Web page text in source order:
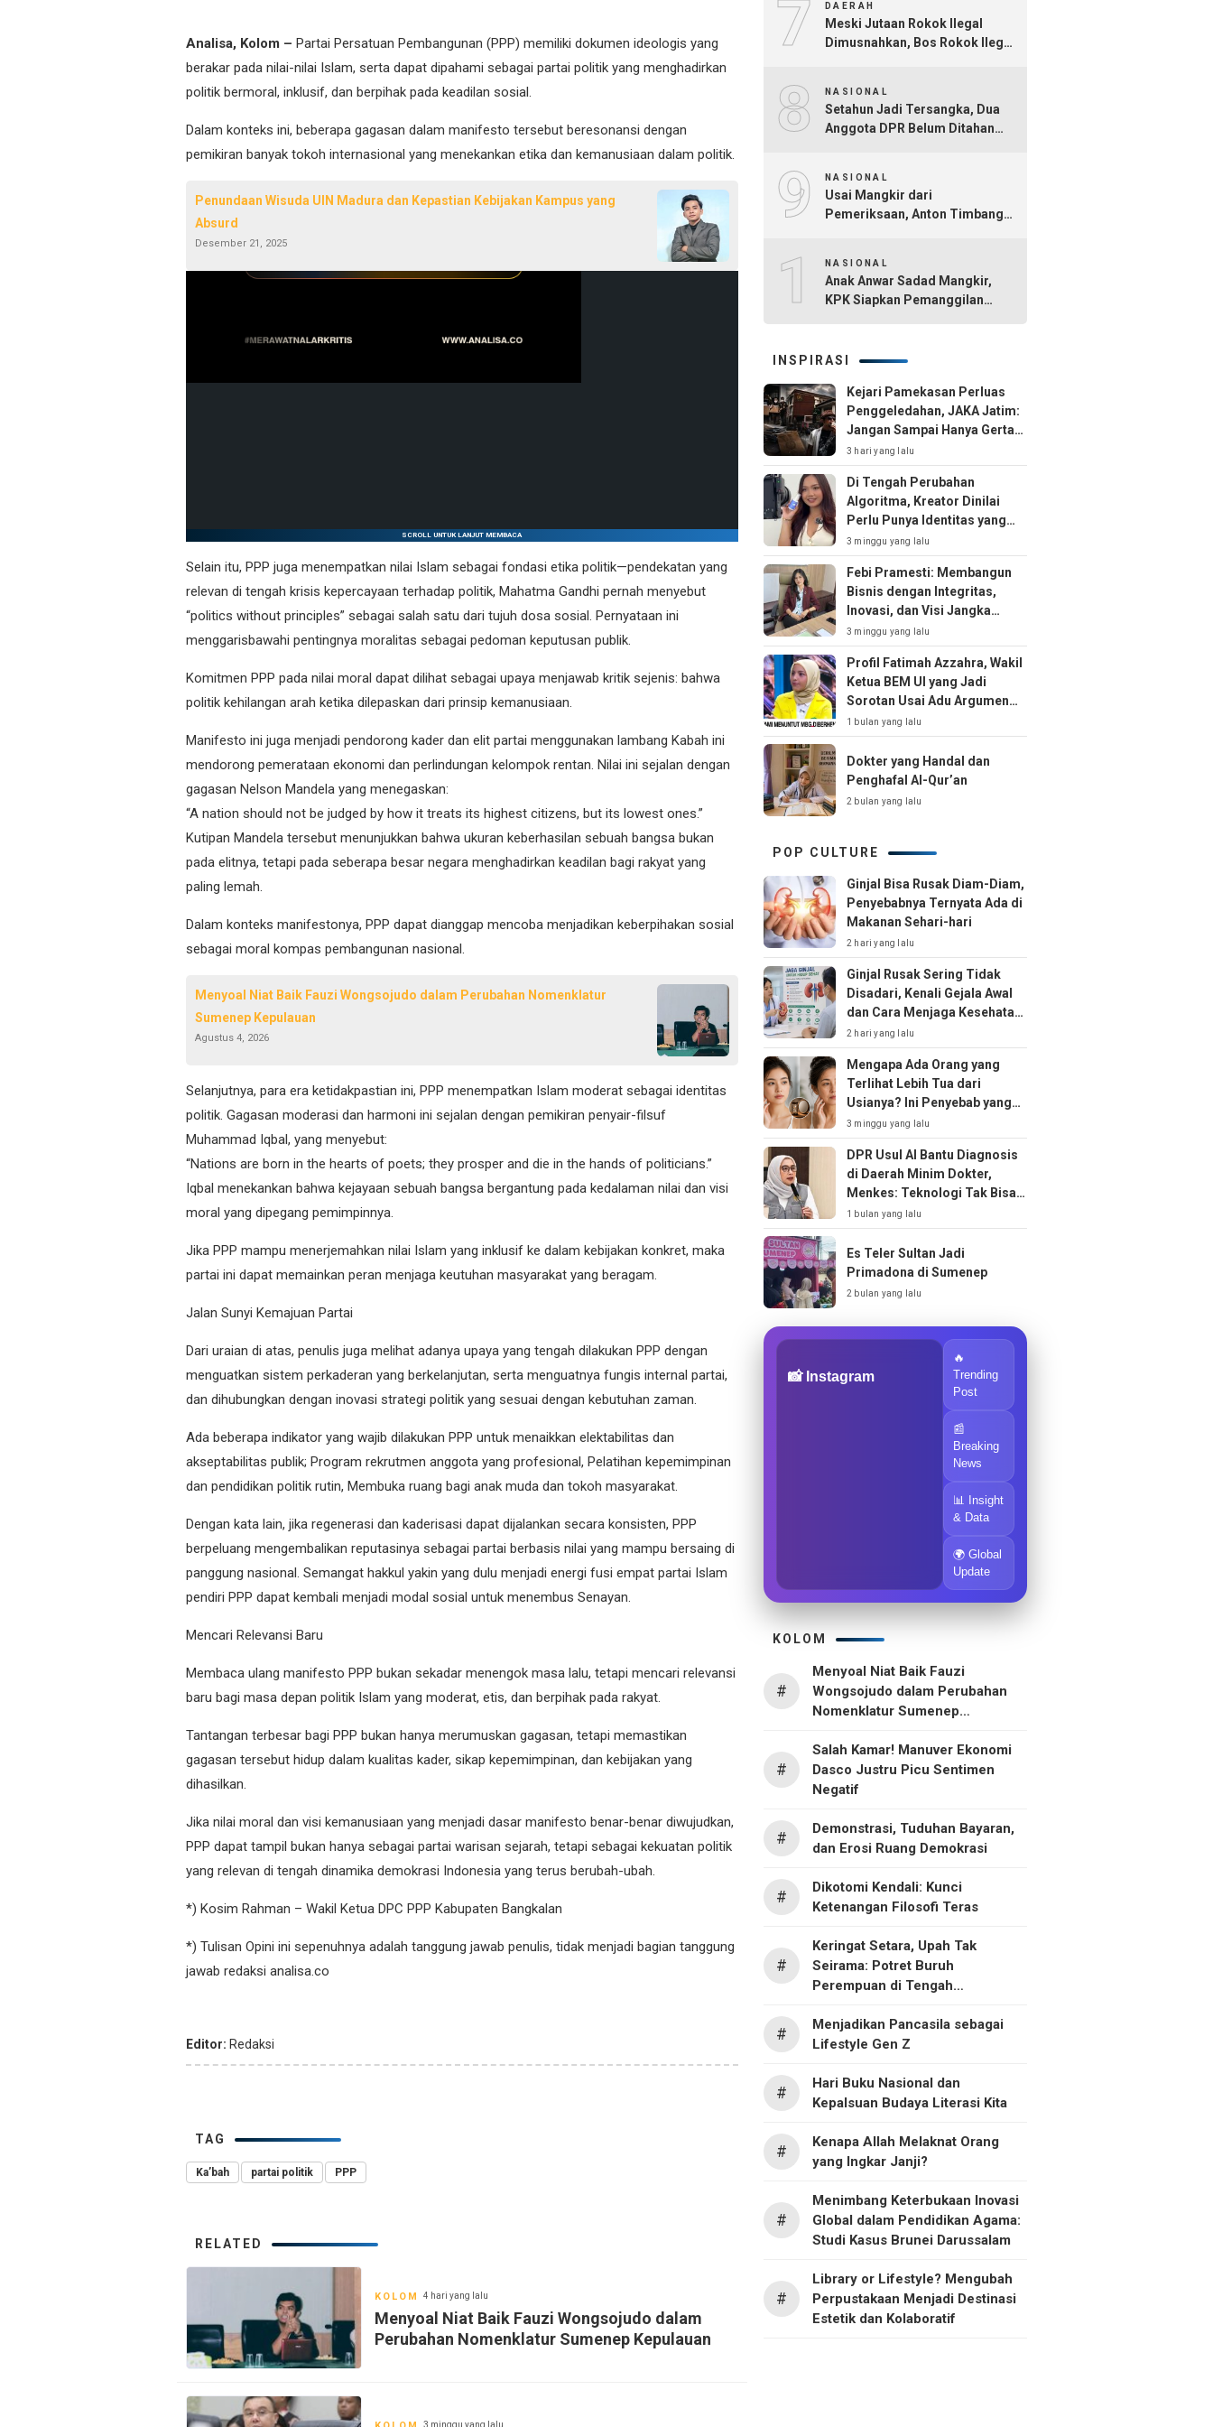
Analisa, Kolom – Partai Persatuan Pembangunan (PPP) memiliki dokumen ideologis yang
berakar pada nilai-nilai Islam, serta dapat dipahami sebagai partai politik yang menghadirkan
politik bermoral, inklusif, dan berpihak pada keadilan sosial.
Dalam konteks ini, beberapa gagasan dalam manifesto tersebut beresonansi dengan
pemikiran banyak tokoh internasional yang menekankan etika dan kemanusiaan dalam politik.
Penundaan Wisuda UIN Madura dan Kepastian Kebijakan Kampus yang
Absurd
Desember 21, 2025
SCROLL UNTUK LANJUT MEMBACA
Selain itu, PPP juga menempatkan nilai Islam sebagai fondasi etika politik—pendekatan yang
relevan di tengah krisis kepercayaan terhadap politik, Mahatma Gandhi pernah menyebut
“politics without principles” sebagai salah satu dari tujuh dosa sosial. Pernyataan ini
menggarisbawahi pentingnya moralitas sebagai pedoman keputusan publik.
Komitmen PPP pada nilai moral dapat dilihat sebagai upaya menjawab kritik sejenis: bahwa
politik kehilangan arah ketika dilepaskan dari prinsip kemanusiaan.
Manifesto ini juga menjadi pendorong kader dan elit partai menggunakan lambang Kabah ini
mendorong pemerataan ekonomi dan perlindungan kelompok rentan. Nilai ini sejalan dengan
gagasan Nelson Mandela yang menegaskan:
“A nation should not be judged by how it treats its highest citizens, but its lowest ones.”
Kutipan Mandela tersebut menunjukkan bahwa ukuran keberhasilan sebuah bangsa bukan
pada elitnya, tetapi pada seberapa besar negara menghadirkan keadilan bagi rakyat yang
paling lemah.
Dalam konteks manifestonya, PPP dapat dianggap mencoba menjadikan keberpihakan sosial
sebagai moral kompas pembangunan nasional.
Menyoal Niat Baik Fauzi Wongsojudo dalam Perubahan Nomenklatur
Sumenep Kepulauan
Agustus 4, 2026
Selanjutnya, para era ketidakpastian ini, PPP menempatkan Islam moderat sebagai identitas
politik. Gagasan moderasi dan harmoni ini sejalan dengan pemikiran penyair-filsuf
Muhammad Iqbal, yang menyebut:
“Nations are born in the hearts of poets; they prosper and die in the hands of politicians.”
Iqbal menekankan bahwa kejayaan sebuah bangsa bergantung pada kedalaman nilai dan visi
moral yang dipegang pemimpinnya.
Jika PPP mampu menerjemahkan nilai Islam yang inklusif ke dalam kebijakan konkret, maka
partai ini dapat memainkan peran menjaga keutuhan masyarakat yang beragam.
Jalan Sunyi Kemajuan Partai
Dari uraian di atas, penulis juga melihat adanya upaya yang tengah dilakukan PPP dengan
menguatkan sistem perkaderan yang berkelanjutan, serta menguatnya fungis internal partai,
dan dihubungkan dengan inovasi strategi politik yang sesuai dengan kebutuhan zaman.
Ada beberapa indikator yang wajib dilakukan PPP untuk menaikkan elektabilitas dan
akseptabilitas publik; Program rekrutmen anggota yang profesional, Pelatihan kepemimpinan
dan pendidikan politik rutin, Membuka ruang bagi anak muda dan tokoh masyarakat.
Dengan kata lain, jika regenerasi dan kaderisasi dapat dijalankan secara konsisten, PPP
berpeluang mengembalikan reputasinya sebagai partai berbasis nilai yang mampu bersaing di
panggung nasional. Semangat hakkul yakin yang dulu menjadi energi fusi empat partai Islam
pendiri PPP dapat kembali menjadi modal sosial untuk menembus Senayan.
Mencari Relevansi Baru
Membaca ulang manifesto PPP bukan sekadar menengok masa lalu, tetapi mencari relevansi
baru bagi masa depan politik Islam yang moderat, etis, dan berpihak pada rakyat.
Tantangan terbesar bagi PPP bukan hanya merumuskan gagasan, tetapi memastikan
gagasan tersebut hidup dalam kualitas kader, sikap kepemimpinan, dan kebijakan yang
dihasilkan.
Jika nilai moral dan visi kemanusiaan yang menjadi dasar manifesto benar-benar diwujudkan,
PPP dapat tampil bukan hanya sebagai partai warisan sejarah, tetapi sebagai kekuatan politik
yang relevan di tengah dinamika demokrasi Indonesia yang terus berubah-ubah.
*) Kosim Rahman – Wakil Ketua DPC PPP Kabupaten Bangkalan
*) Tulisan Opini ini sepenuhnya adalah tanggung jawab penulis, tidak menjadi bagian tanggung
jawab redaksi analisa.co
Editor: Redaksi
TAG
Ka’bah partai politik PPP
RELATED
KOLOM 4 hari yang lalu
Menyoal Niat Baik Fauzi Wongsojudo dalam
Perubahan Nomenklatur Sumenep Kepulauan
3 minggu yang lalu
7 DAERAH
Meski Jutaan Rokok Ilegal
Dimusnahkan, Bos Rokok Ilegal
8 NASIONAL
Setahun Jadi Tersangka, Dua
Anggota DPR Belum Ditahan
9 NASIONAL
Usai Mangkir dari
Pemeriksaan, Anton Timbang
10NASIONAL
Anak Anwar Sadad Mangkir,
KPK Siapkan Pemanggilan
INSPIRASI
Kejari Pamekasan Perluas
Penggeledahan, JAKA Jatim:
Jangan Sampai Hanya Gertak
Sambal!
3 hari yang lalu
Di Tengah Perubahan
Algoritma, Kreator Dinilai
Perlu Punya Identitas yang
Kuat
3 minggu yang lalu
Febi Pramesti: Membangun
Bisnis dengan Integritas,
Inovasi, dan Visi Jangka
Panjang
3 minggu yang lalu
Profil Fatimah Azzahra, Wakil
Ketua BEM UI yang Jadi
Sorotan Usai Adu Argumen
soal MBG
1 bulan yang lalu
Dokter yang Handal dan
Penghafal Al-Qur’an
2 bulan yang lalu
POP CULTURE
Ginjal Bisa Rusak Diam-Diam,
Penyebabnya Ternyata Ada di
Makanan Sehari-hari
2 hari yang lalu
Ginjal Rusak Sering Tidak
Disadari, Kenali Gejala Awal
dan Cara Menjaga Kesehatan
Ginjal Sejak Dini
2 hari yang lalu
Mengapa Ada Orang yang
Terlihat Lebih Tua dari
Usianya? Ini Penyebab yang
Jarang Disadari
3 minggu yang lalu
DPR Usul AI Bantu Diagnosis
di Daerah Minim Dokter,
Menkes: Teknologi Tak Bisa
Gantikan Peran Dokter
1 bulan yang lalu
Es Teler Sultan Jadi
Primadona di Sumenep
2 bulan yang lalu
📸 Instagram
🔥
Trending
Post
📰
Breaking
News
📊 Insight
& Data
🌍 Global
Update
KOLOM
#
Menyoal Niat Baik Fauzi
Wongsojudo dalam Perubahan
Nomenklatur Sumenep
#
Salah Kamar! Manuver Ekonomi
Dasco Justru Picu Sentimen
Negatif
#
Demonstrasi, Tuduhan Bayaran,
dan Erosi Ruang Demokrasi
#
Dikotomi Kendali: Kunci
Ketenangan Filosofi Teras
#
Keringat Setara, Upah Tak
Seirama: Potret Buruh
Perempuan di Tengah
#
Menjadikan Pancasila sebagai
Lifestyle Gen Z
#
Hari Buku Nasional dan
Kepalsuan Budaya Literasi Kita
#
Kenapa Allah Melaknat Orang
yang Ingkar Janji?
#
Menimbang Keterbukaan Inovasi
Global dalam Pendidikan Agama:
Studi Kasus Brunei Darussalam
#
Library or Lifestyle? Mengubah
Perpustakaan Menjadi Destinasi
Estetik dan Kolaboratif